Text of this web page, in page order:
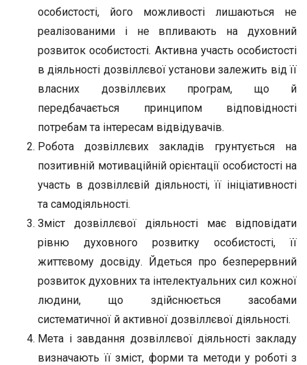
особистості, його можливості лишаються не
реалізованими і не впливають на духовний
розвиток особистості. Активна участь особистості
в діяльності дозвіллєвої установи залежить від її
власних дозвіллєвих програм, що й
передбачається принципом відповідності
потребам та інтересам відвідувачів.
Робота дозвіллєвих закладів грунтується на
позитивній мотиваційній орієнтації особистості на
участь в дозвіллєвій діяльності, її ініціативності
та самодіяльності.
Зміст дозвіллєвої діяльності має відповідати
рівню духовного розвитку особистості, її
життєвому досвіду. Йдеться про безперервний
розвиток духовних та інтелектуальних сил кожної
людини, що здійснюється засобами
систематичної й активної дозвіллєвої діяльності.
Мета і завдання дозвіллєвої діяльності закладу
визначають її зміст, форми та методи у роботі з